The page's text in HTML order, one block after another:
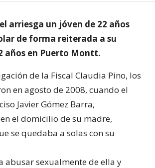
arriesga un jóven de 22 años
de forma reiterada a su
años en Puerto Montt.
de la Fiscal Claudia Pino, los
en agosto de 2008, cuando el
Javier Gómez Barra,
el domicilio de su madre,
se quedaba a solas con su
abusar sexualmente de ella y